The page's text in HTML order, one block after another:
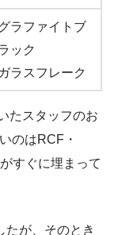
ラファイトブ
ック
ガラスフレーク
たスタッフのお
のはRCF・
すぐに埋まって
たが、そのとき